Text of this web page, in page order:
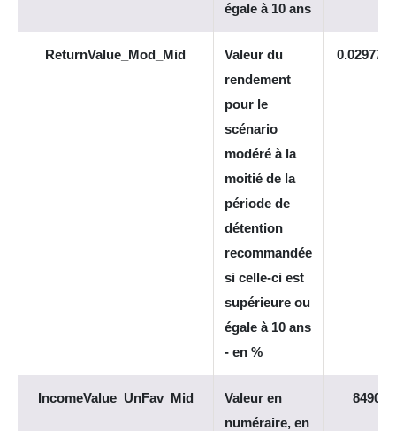
égale à 10 ans
ReturnValue_Mod_Mid
Valeur du
rendement
pour le
scénario
modéré à la
moitié de la
période de
détention
recommandée
si celle-ci est
supérieure ou
égale à 10 ans
- en %
0.0297735
IncomeValue_UnFav_Mid
Valeur en
numéraire, en
8490